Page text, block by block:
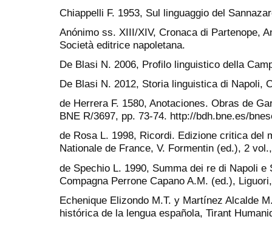
Chiappelli F. 1953, Sul linguaggio del
Anónimo ss. XIII/XIV, Cronaca di Partenope,
Società editrice napoletana.
De Blasi N. 2006, Profilo linguistico della
De Blasi N. 2012, Storia linguistica di Napoli,
de Herrera F. 1580, Anotaciones. Obras de
BNE R/3697, pp. 73-74. http://bdh.bne.es/
de Rosa L. 1998, Ricordi. Edizione critica del
Nationale de France, V. Formentin (ed.), 2
de Spechio L. 1990, Summa dei re di Napoli e
Compagna Perrone Capano A.M. (ed.),
Echenique Elizondo M.T. y Martínez Alcalde
histórica de la lengua española, Tirant